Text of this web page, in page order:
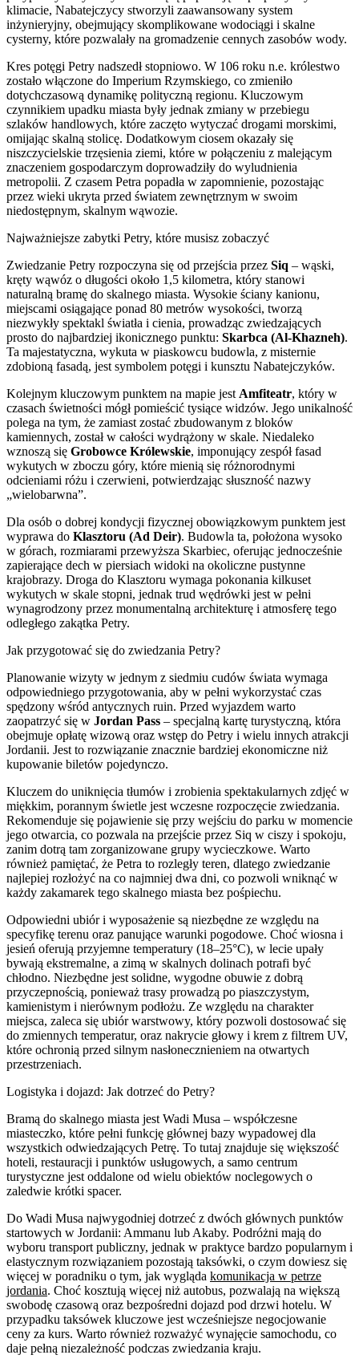
klimacie, Nabatejczycy stworzyli zaawansowany system
inżynieryjny, obejmujący skomplikowane wodociągi i skalne
cysterny, które pozwalały na gromadzenie cennych zasobów wody.
Kres potęgi Petry nadszedł stopniowo. W 106 roku n.e. królestwo
zostało włączone do Imperium Rzymskiego, co zmieniło
dotychczasową dynamikę polityczną regionu. Kluczowym
czynnikiem upadku miasta były jednak zmiany w przebiegu
szlaków handlowych, które zaczęto wytyczać drogami morskimi,
omijając skalną stolicę. Dodatkowym ciosem okazały się
niszczycielskie trzęsienia ziemi, które w połączeniu z malejącym
znaczeniem gospodarczym doprowadziły do wyludnienia
metropolii. Z czasem Petra popadła w zapomnienie, pozostając
przez wieki ukryta przed światem zewnętrznym w swoim
niedostępnym, skalnym wąwozie.
Najważniejsze zabytki Petry, które musisz zobaczyć
Zwiedzanie Petry rozpoczyna się od przejścia przez Siq – wąski,
kręty wąwóz o długości około 1,5 kilometra, który stanowi
naturalną bramę do skalnego miasta. Wysokie ściany kanionu,
miejscami osiągające ponad 80 metrów wysokości, tworzą
niezwykły spektakl światła i cienia, prowadząc zwiedzających
prosto do najbardziej ikonicznego punktu: Skarbca (Al-Khazneh).
Ta majestatyczna, wykuta w piaskowcu budowla, z misternie
zdobioną fasadą, jest symbolem potęgi i kunsztu Nabatejczyków.
Kolejnym kluczowym punktem na mapie jest Amfiteatr, który w
czasach świetności mógł pomieścić tysiące widzów. Jego unikalność
polega na tym, że zamiast zostać zbudowanym z bloków
kamiennych, został w całości wydrążony w skale. Niedaleko
wznoszą się Grobowce Królewskie, imponujący zespół fasad
wykutych w zboczu góry, które mienią się różnorodnymi
odcieniami różu i czerwieni, potwierdzając słuszność nazwy
„wielobarwna”.
Dla osób o dobrej kondycji fizycznej obowiązkowym punktem jest
wyprawa do Klasztoru (Ad Deir). Budowla ta, położona wysoko
w górach, rozmiarami przewyższa Skarbiec, oferując jednocześnie
zapierające dech w piersiach widoki na okoliczne pustynne
krajobrazy. Droga do Klasztoru wymaga pokonania kilkuset
wykutych w skale stopni, jednak trud wędrówki jest w pełni
wynagrodzony przez monumentalną architekturę i atmosferę tego
odległego zakątka Petry.
Jak przygotować się do zwiedzania Petry?
Planowanie wizyty w jednym z siedmiu cudów świata wymaga
odpowiedniego przygotowania, aby w pełni wykorzystać czas
spędzony wśród antycznych ruin. Przed wyjazdem warto
zaopatrzyć się w Jordan Pass – specjalną kartę turystyczną, która
obejmuje opłatę wizową oraz wstęp do Petry i wielu innych atrakcji
Jordanii. Jest to rozwiązanie znacznie bardziej ekonomiczne niż
kupowanie biletów pojedynczo.
Kluczem do uniknięcia tłumów i zrobienia spektakularnych zdjęć w
miękkim, porannym świetle jest wczesne rozpoczęcie zwiedzania.
Rekomenduje się pojawienie się przy wejściu do parku w momencie
jego otwarcia, co pozwala na przejście przez Siq w ciszy i spokoju,
zanim dotrą tam zorganizowane grupy wycieczkowe. Warto
również pamiętać, że Petra to rozległy teren, dlatego zwiedzanie
najlepiej rozłożyć na co najmniej dwa dni, co pozwoli wniknąć w
każdy zakamarek tego skalnego miasta bez pośpiechu.
Odpowiedni ubiór i wyposażenie są niezbędne ze względu na
specyfikę terenu oraz panujące warunki pogodowe. Choć wiosna i
jesień oferują przyjemne temperatury (18–25°C), w lecie upały
bywają ekstremalne, a zimą w skalnych dolinach potrafi być
chłodno. Niezbędne jest solidne, wygodne obuwie z dobrą
przyczepnością, ponieważ trasy prowadzą po piaszczystym,
kamienistym i nierównym podłożu. Ze względu na charakter
miejsca, zaleca się ubiór warstwowy, który pozwoli dostosować się
do zmiennych temperatur, oraz nakrycie głowy i krem z filtrem UV,
które ochronią przed silnym nasłonecznieniem na otwartych
przestrzeniach.
Logistyka i dojazd: Jak dotrzeć do Petry?
Bramą do skalnego miasta jest Wadi Musa – współczesne
miasteczko, które pełni funkcję głównej bazy wypadowej dla
wszystkich odwiedzających Petrę. To tutaj znajduje się większość
hoteli, restauracji i punktów usługowych, a samo centrum
turystyczne jest oddalone od wielu obiektów noclegowych o
zaledwie krótki spacer.
Do Wadi Musa najwygodniej dotrzeć z dwóch głównych punktów
startowych w Jordanii: Ammanu lub Akaby. Podróżni mają do
wyboru transport publiczny, jednak w praktyce bardzo popularnym i
elastycznym rozwiązaniem pozostają taksówki, o czym dowiesz się
więcej w poradniku o tym, jak wygląda komunikacja w petrze
jordania. Choć kosztują więcej niż autobus, pozwalają na większą
swobodę czasową oraz bezpośredni dojazd pod drzwi hotelu. W
przypadku taksówek kluczowe jest wcześniejsze negocjowanie
ceny za kurs. Warto również rozważyć wynajęcie samochodu, co
daje pełną niezależność podczas zwiedzania kraju.